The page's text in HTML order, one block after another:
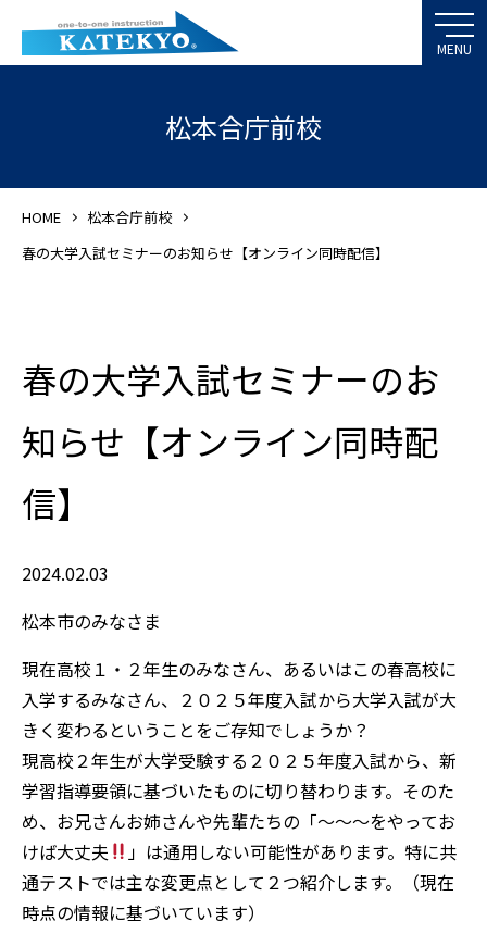
松本合庁前校
HOME
松本合庁前校
春の大学入試セミナーのお知らせ【オンライン同時配信】
春の大学入試セミナーのお
知らせ【オンライン同時配
信】
2024.02.03
松本市のみなさま
現在高校１・２年生のみなさん、あるいはこの春高校に
入学するみなさん、２０２５年度入試から大学入試が大
きく変わるということをご存知でしょうか？
現高校２年生が大学受験する２０２５年度入試から、新
学習指導要領に基づいたものに切り替わります。そのた
め、お兄さんお姉さんや先輩たちの「～～～をやってお
けば大丈夫
」は通用しない可能性があります。特に共
通テストでは主な変更点として２つ紹介します。（現在
時点の情報に基づいています）